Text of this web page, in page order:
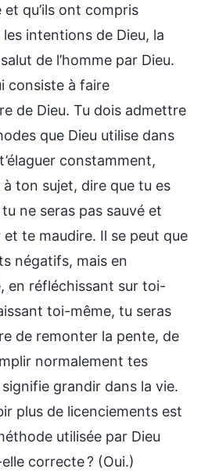
qu’ils ont compris
intentions de Dieu, la
de l’homme par Dieu.
consiste à faire
de Dieu. Tu dois admettre
que Dieu utilise dans
constamment,
ton sujet, dire que tu es
ne seras pas sauvé et
te maudire. Il se peut que
négatifs, mais en
en réfléchissant sur toi-
toi-même, tu seras
de remonter la pente, de
normalement tes
grandir dans la vie.
plus de licenciements est
utilisée par Dieu
correcte ? (Oui.)